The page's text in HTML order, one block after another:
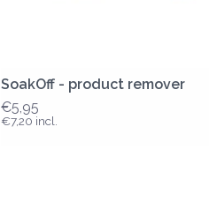
SoakOff - product remover
€5,95
€7,20 incl.